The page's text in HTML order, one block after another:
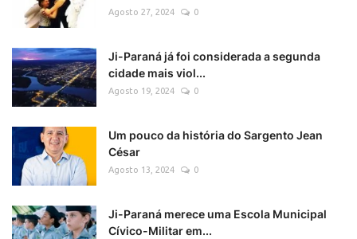
Agosto 27, 2024 0
Ji-Paraná já foi considerada a segunda
cidade mais viol...
Agosto 19, 2024 0
Um pouco da história do Sargento Jean
César
Agosto 13, 2024 0
Ji-Paraná merece uma Escola Municipal
Cívico-Militar em...